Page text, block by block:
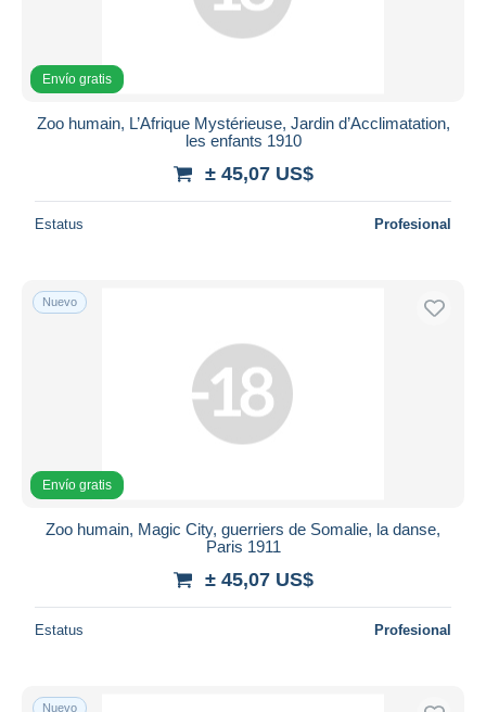
Envío gratis
Zoo humain, L’Afrique Mystérieuse, Jardin d’Acclimatation,
les enfants 1910
± 45,07 US$
Estatus Profesional
Nuevo
Envío gratis
Zoo humain, Magic City, guerriers de Somalie, la danse,
Paris 1911
± 45,07 US$
Estatus Profesional
Nuevo